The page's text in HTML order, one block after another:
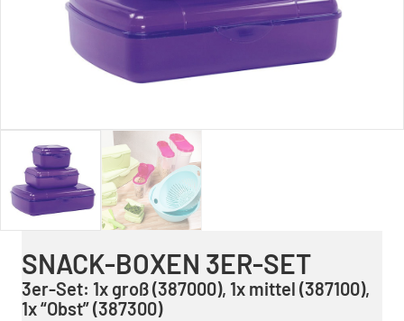
SNACK-BOXEN 3ER-SET
3er-Set: 1x groß (387000), 1x mittel (387100),
1x “Obst” (387300)